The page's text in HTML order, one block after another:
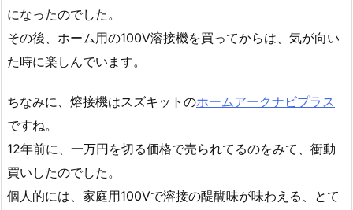
になったのでした。
その後、ホーム用の100V溶接機を買ってからは、気が向い
た時に楽しんでいます。
ちなみに、熔接機はスズキットのホームアークナビプラス
ですね。
12年前に、一万円を切る価格で売られてるのをみて、衝動
買いしたのでした。
個人的には、家庭用100Vで溶接の醍醐味が味わえる、とて